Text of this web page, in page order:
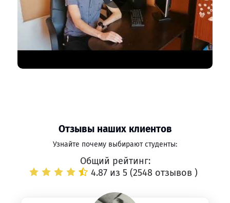
Отзывы наших клиентов
Узнайте почему выбирают студенты:
Общий рейтинг:
4.87 из 5 (2548 отзывов )